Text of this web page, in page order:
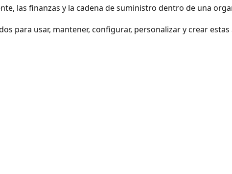
las finanzas y la cadena de suministro dentro de una
para usar, mantener, configurar, personalizar y crear estas